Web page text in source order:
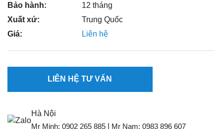
Bảo hành:
12 tháng
Xuất xứ:
Trung Quốc
Giá:
Liên hệ
LIÊN HỆ TƯ VẤN
Hà Nội
Mr Minh: 0902 265 885 Mr Nam: 0983 896 607